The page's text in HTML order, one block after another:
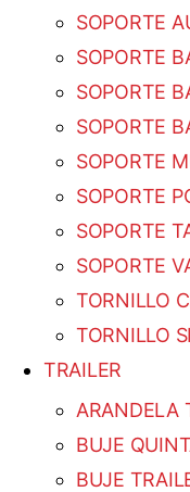
SOPORTE
SOPORTE
SOPORTE
SOPORTE
SOPORTE
SOPORTE
SOPORTE
SOPORTE
TORNILLO
TORNILLO
TRAILER
ARANDELA
BUJE
BUJE